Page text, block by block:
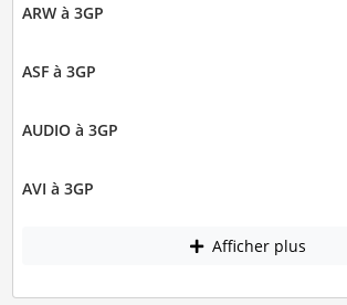
ARW à 3GP
ASF à 3GP
AUDIO à 3GP
AVI à 3GP
Afficher plus